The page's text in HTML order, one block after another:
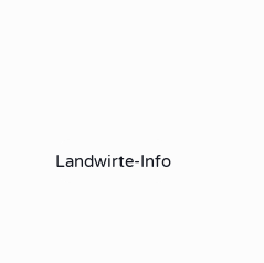
Landwirte-Info